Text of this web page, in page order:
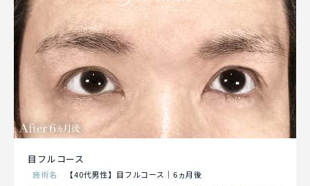
目フルコース
施術名
【40代男性】目フルコース｜6ヵ月後